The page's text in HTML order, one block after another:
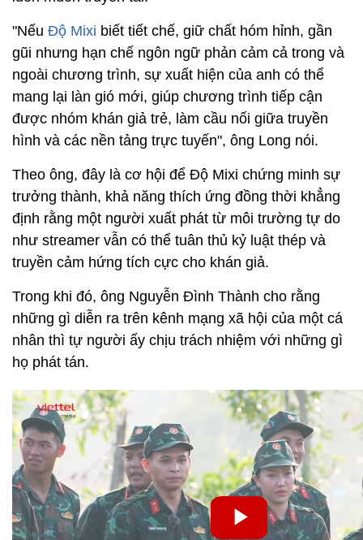
"Nếu Độ Mixi biết tiết chế, giữ chất hóm hỉnh, gần
gũi nhưng hạn chế ngôn ngữ phản cảm cả trong và
ngoài chương trình, sự xuất hiện của anh có thể
mang lại làn gió mới, giúp chương trình tiếp cận
được nhóm khán giả trẻ, làm cầu nối giữa truyền
hình và các nền tảng trực tuyến", ông Long nói.
Theo ông, đây là cơ hội để Độ Mixi chứng minh sự
trưởng thành, khả năng thích ứng đồng thời khẳng
định rằng một người xuất phát từ môi trường tự do
như streamer vẫn có thể tuân thủ kỷ luật thép và
truyền cảm hứng tích cực cho khán giả.
Trong khi đó, ông Nguyễn Đình Thành cho rằng
những gì diễn ra trên kênh mạng xã hội của một cá
nhân thì tự người ấy chịu trách nhiệm với những gì
họ phát tán.